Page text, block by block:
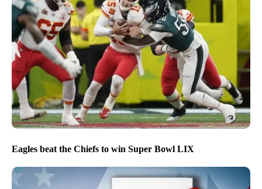
Eagles beat the Chiefs to win Super Bowl LIX